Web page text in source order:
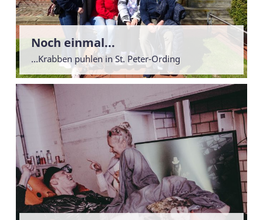
Noch einmal...
...Krabben puhlen in St. Peter-Ording